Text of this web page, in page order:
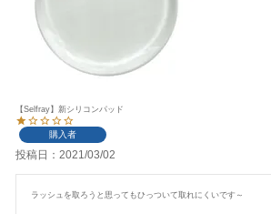
【Selfray】新シリコンパッド
購入者
投稿日 2021/03/02
ラッシュを取ろうと思ってもひっついて取れにくいです～